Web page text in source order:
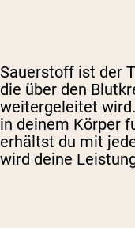
Sauerstoff ist der
die über den
weitergeleitet
in deinem Körper
erhältst du mit
wird deine